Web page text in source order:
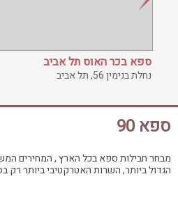
עיסוי אבנים חמות
עיסוי תאילנדי
ספא בכר האוס תל אביב
נחלת בנימין 56, תל אביב
ספא 90
מבחר חבילות ספא בכל הארץ , המחירים
הגדול ביותר, השרות האטרקטיבי ביותר רק